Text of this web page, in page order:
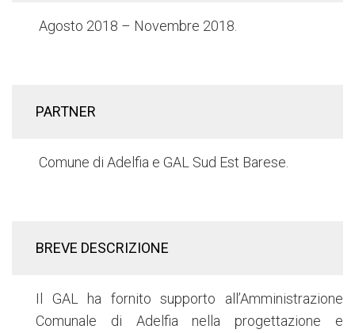
Agosto 2018 – Novembre 2018.
PARTNER
Comune di Adelfia e GAL Sud Est Barese.
BREVE DESCRIZIONE
Il GAL ha fornito supporto all’Amministrazione
Comunale di Adelfia nella progettazione e